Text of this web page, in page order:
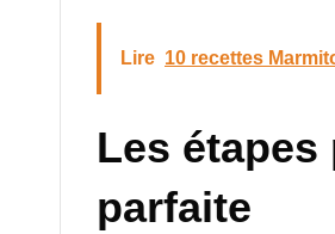
Lire 10 recettes
Les
parfaite